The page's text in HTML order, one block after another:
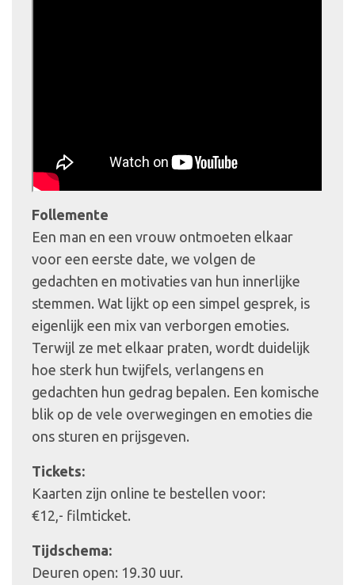
Follemente
Een man en een vrouw ontmoeten elkaar
voor een eerste date, we volgen de
gedachten en motivaties van hun innerlijke
stemmen. Wat lijkt op een simpel gesprek, is
eigenlijk een mix van verborgen emoties.
Terwijl ze met elkaar praten, wordt duidelijk
hoe sterk hun twijfels, verlangens en
gedachten hun gedrag bepalen. Een komische
blik op de vele overwegingen en emoties die
ons sturen en prijsgeven.
Tickets:
Kaarten zijn online te bestellen voor:
€12,- filmticket.
Tijdschema:
Deuren open: 19.30 uur.